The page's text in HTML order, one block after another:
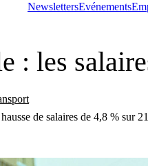
NewslettersEvénements
: les
de salaires de 4,8 % sur